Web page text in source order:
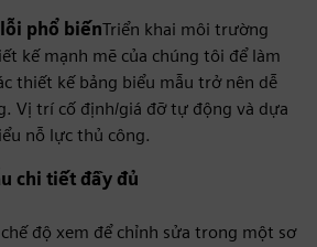
phổ biếnTriển khai môi trường
kế mạnh mẽ của chúng tôi để làm
thiết kế bảng biểu mẫu trở nên dễ
Vị trí cố định/giá đỡ tự động và dựa
nỗ lực thủ công.
chi tiết đầy đủ
độ xem để chỉnh sửa trong một sơ